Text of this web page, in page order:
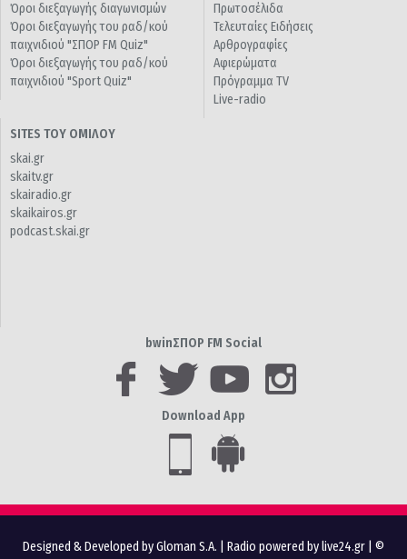
Όροι διεξαγωγής διαγωνισμών
Όροι διεξαγωγής του ραδ/κού
παιχνιδιού "ΣΠΟΡ FM Quiz"
Όροι διεξαγωγής του ραδ/κού
παιχνιδιού "Sport Quiz"
Πρωτοσέλιδα
Τελευταίες Ειδήσεις
Αρθρογραφίες
Αφιερώματα
Πρόγραμμα TV
Live-radio
SITES ΤΟΥ ΟΜΙΛΟΥ
skai.gr
skaitv.gr
skairadio.gr
skaikairos.gr
podcast.skai.gr
bwinΣΠΟΡ FM Social
Download App
Designed & Developed by Gloman S.A. Radio powered by live24.gr | ©